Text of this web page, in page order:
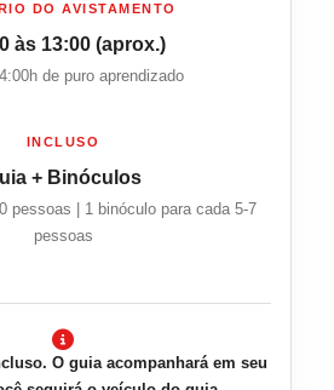
DO AVISTAMENTO
às 13:00 (aprox.)
de puro aprendizado
INCLUSO
+ Binóculos
pessoas | 1 binóculo para cada 5-7
pessoas
O guia acompanhará em seu